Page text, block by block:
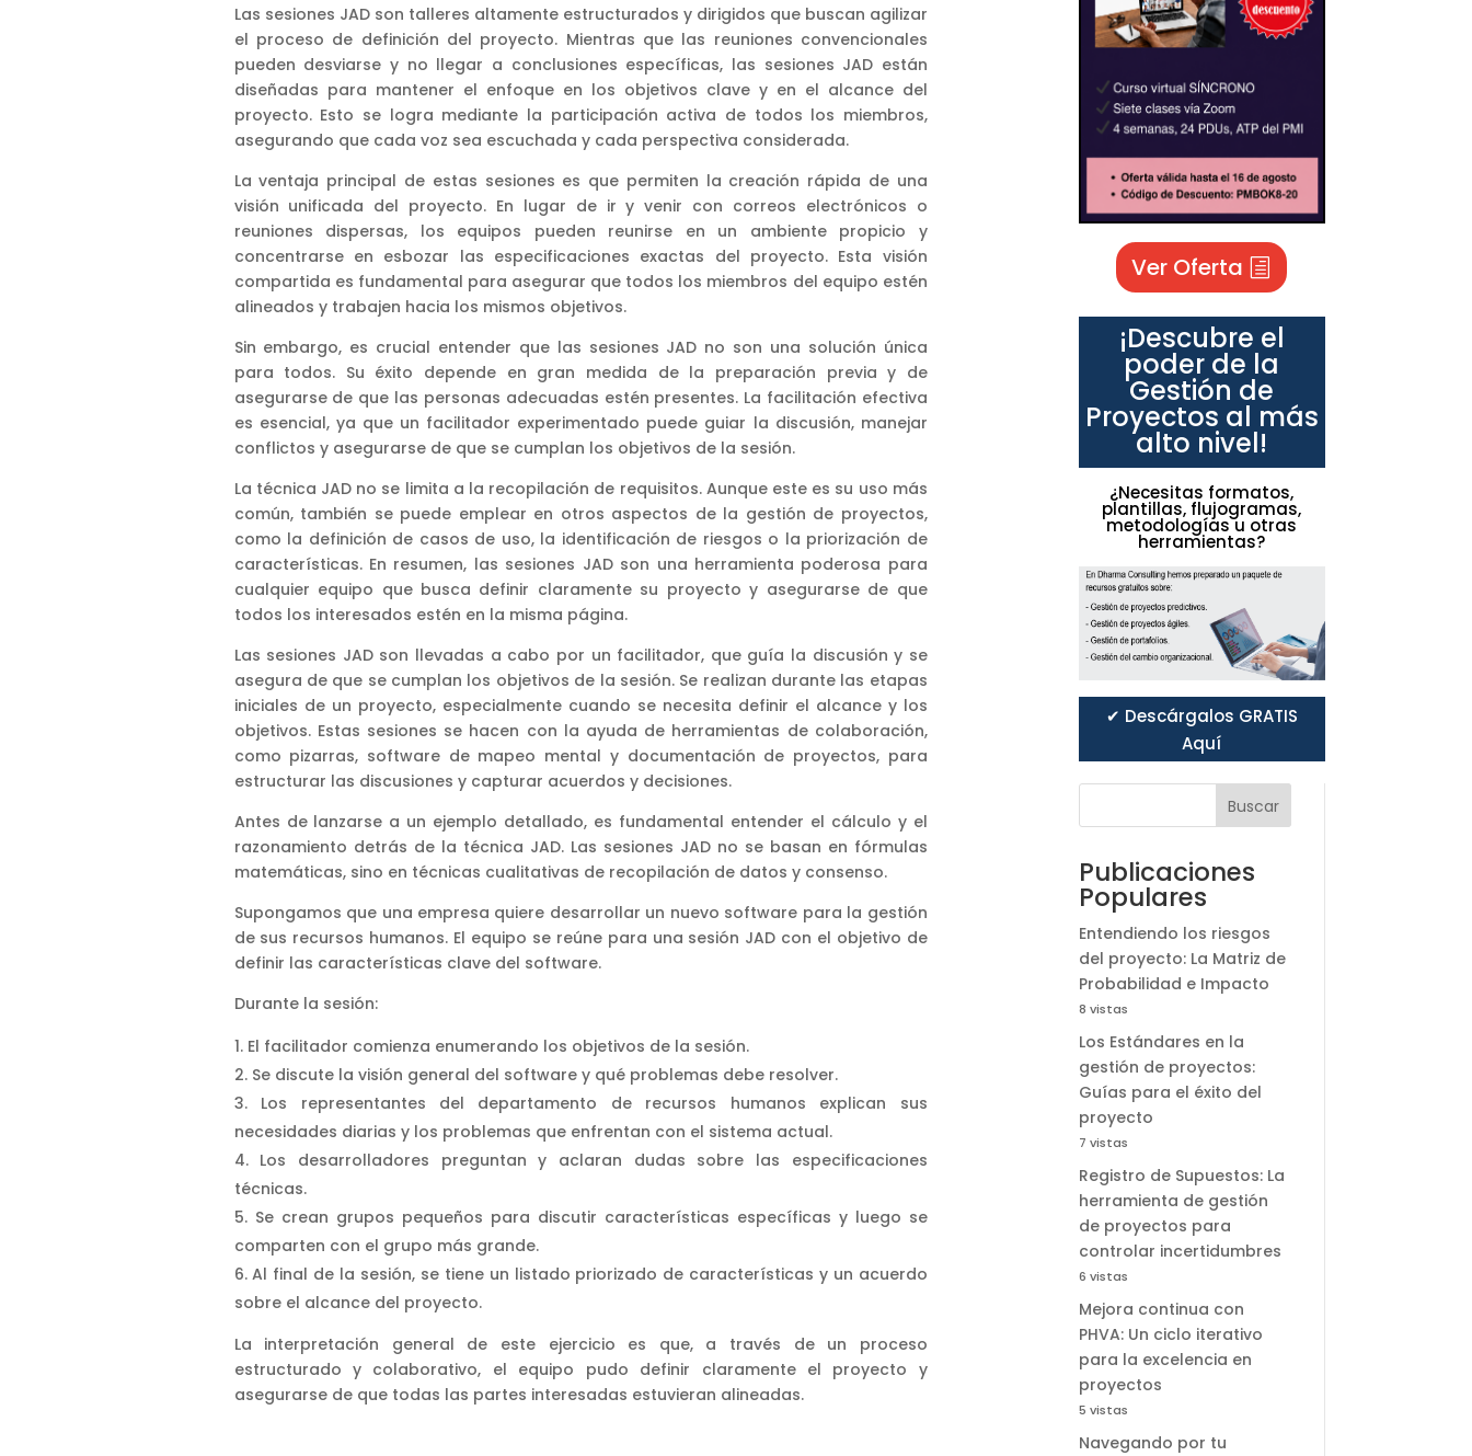
Las sesiones JAD son talleres altamente estructurados y dirigidos que buscan agilizar
el proceso de definición del proyecto. Mientras que las reuniones convencionales
pueden desviarse y no llegar a conclusiones específicas, las sesiones JAD están
diseñadas para mantener el enfoque en los objetivos clave y en el alcance del
proyecto. Esto se logra mediante la participación activa de todos los miembros,
asegurando que cada voz sea escuchada y cada perspectiva considerada.
La ventaja principal de estas sesiones es que permiten la creación rápida de una
visión unificada del proyecto. En lugar de ir y venir con correos electrónicos o
reuniones dispersas, los equipos pueden reunirse en un ambiente propicio y
concentrarse en esbozar las especificaciones exactas del proyecto. Esta visión
compartida es fundamental para asegurar que todos los miembros del equipo estén
alineados y trabajen hacia los mismos objetivos.
Sin embargo, es crucial entender que las sesiones JAD no son una solución única
para todos. Su éxito depende en gran medida de la preparación previa y de
asegurarse de que las personas adecuadas estén presentes. La facilitación efectiva
es esencial, ya que un facilitador experimentado puede guiar la discusión, manejar
conflictos y asegurarse de que se cumplan los objetivos de la sesión.
La técnica JAD no se limita a la recopilación de requisitos. Aunque este es su uso más
común, también se puede emplear en otros aspectos de la gestión de proyectos,
como la definición de casos de uso, la identificación de riesgos o la priorización de
características. En resumen, las sesiones JAD son una herramienta poderosa para
cualquier equipo que busca definir claramente su proyecto y asegurarse de que
todos los interesados estén en la misma página.
Las sesiones JAD son llevadas a cabo por un facilitador, que guía la discusión y se
asegura de que se cumplan los objetivos de la sesión. Se realizan durante las etapas
iniciales de un proyecto, especialmente cuando se necesita definir el alcance y los
objetivos. Estas sesiones se hacen con la ayuda de herramientas de colaboración,
como pizarras, software de mapeo mental y documentación de proyectos, para
estructurar las discusiones y capturar acuerdos y decisiones.
Antes de lanzarse a un ejemplo detallado, es fundamental entender el cálculo y el
razonamiento detrás de la técnica JAD. Las sesiones JAD no se basan en fórmulas
matemáticas, sino en técnicas cualitativas de recopilación de datos y consenso.
Supongamos que una empresa quiere desarrollar un nuevo software para la gestión
de sus recursos humanos. El equipo se reúne para una sesión JAD con el objetivo de
definir las características clave del software.
Durante la sesión:
El facilitador comienza enumerando los objetivos de la sesión.
Se discute la visión general del software y qué problemas debe resolver.
Los representantes del departamento de recursos humanos explican sus
necesidades diarias y los problemas que enfrentan con el sistema actual.
Los desarrolladores preguntan y aclaran dudas sobre las especificaciones
técnicas.
Se crean grupos pequeños para discutir características específicas y luego se
comparten con el grupo más grande.
Al final de la sesión, se tiene un listado priorizado de características y un acuerdo
sobre el alcance del proyecto.
La interpretación general de este ejercicio es que, a través de un proceso
estructurado y colaborativo, el equipo pudo definir claramente el proyecto y
asegurarse de que todas las partes interesadas estuvieran alineadas.
Ver Oferta
¡Descubre el
poder de la
Gestión de
Proyectos al más
alto nivel!
¿Necesitas formatos,
plantillas, flujogramas,
metodologías u otras
herramientas?
✔ Descárgalos GRATIS
Aquí
Buscar
Publicaciones
Populares
Entendiendo los riesgos
del proyecto: La Matriz de
Probabilidad e Impacto
8 vistas
Los Estándares en la
gestión de proyectos:
Guías para el éxito del
proyecto
7 vistas
Registro de Supuestos: La
herramienta de gestión
de proyectos para
controlar incertidumbres
6 vistas
Mejora continua con
PHVA: Un ciclo iterativo
para la excelencia en
proyectos
5 vistas
Navegando por tu